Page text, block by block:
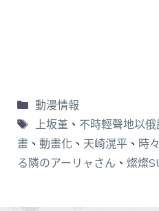
動漫情報
上坂堇 、 不時輕聲地以
畫 、 動畫化 、 天崎滉平 、 時
る隣のアーリャさん 、 燦燦